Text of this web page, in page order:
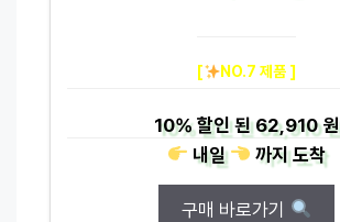
[ NO.7 제품 ]
10%할인 된62,910 원
내일
까지도착
구매 바로가기